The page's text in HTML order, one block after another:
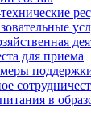
для приема
в